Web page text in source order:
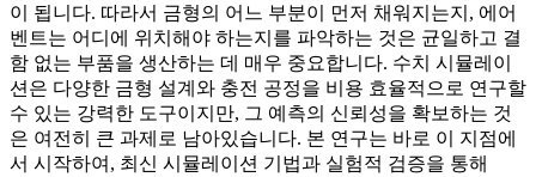
이 됩니다. 따라서 금형의 어느 부분이 먼저 채워지는지, 에어
벤트는 어디에 위치해야 하는지를 파악하는 것은 균일하고 결
함 없는 부품을 생산하는 데 매우 중요합니다. 수치 시뮬레이
션은 다양한 금형 설계와 충전 공정을 비용 효율적으로 연구할
수 있는 강력한 도구이지만, 그 예측의 신뢰성을 확보하는 것
은 여전히 큰 과제로 남아있습니다. 본 연구는 바로 이 지점에
서 시작하여, 최신 시뮬레이션 기법과 실험적 검증을 통해